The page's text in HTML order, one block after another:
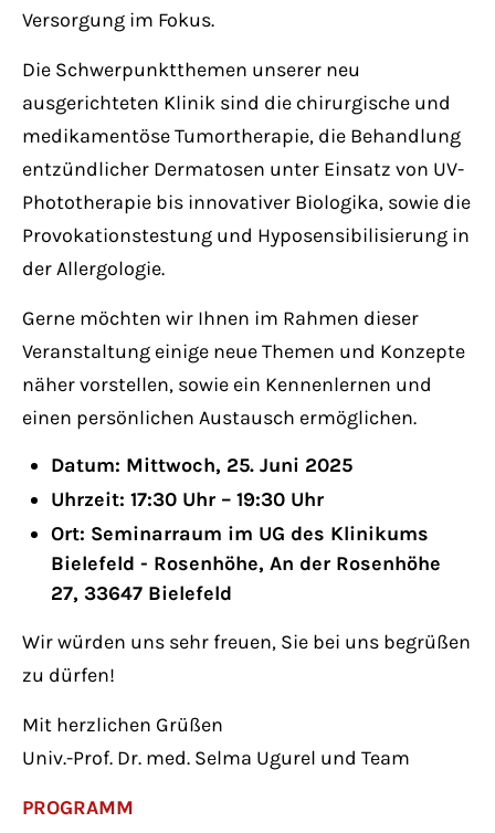
About us
Lorem ipsum dolor sit amet, consectetuer
adipiscing elit.
Aenean commodo ligula eget dolor. Aenean
massa. Cum sociis natoque penatibus et
magnis dis parturient montes, nascetur
ridiculus mus. Donec quam felis, ultricies
nec.
Versorgung im Fokus.
Die Schwerpunktthemen unserer neu
ausgerichteten Klinik sind die chirurgische und
medikamentöse Tumortherapie, die Behandlung
entzündlicher Dermatosen unter Einsatz von UV-
Phototherapie bis innovativer Biologika, sowie die
Provokationstestung und Hyposensibilisierung in
der Allergologie.
Gerne möchten wir Ihnen im Rahmen dieser
Veranstaltung einige neue Themen und Konzepte
näher vorstellen, sowie ein Kennenlernen und
einen persönlichen Austausch ermöglichen.
Datum: Mittwoch, 25. Juni 2025
Uhrzeit: 17:30 Uhr – 19:30 Uhr
Ort: Seminarraum im UG des Klinikums
Bielefeld - Rosenhöhe, An der Rosenhöhe
27, 33647 Bielefeld
Wir würden uns sehr freuen, Sie bei uns begrüßen
zu dürfen!
Mit herzlichen Grüßen
Univ.-Prof. Dr. med. Selma Ugurel und Team
PROGRAMM